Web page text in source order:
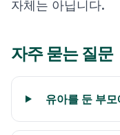
자체는 아닙니다.
자주 묻는 질문
유아를 둔 부